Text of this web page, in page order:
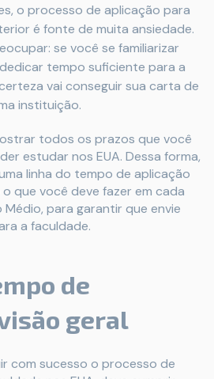
o processo de aplicação para
é fonte de muita ansiedade.
se você se familiarizar
tempo suficiente para a
vai conseguir sua carta de
instituição.
todos os prazos que você
estudar nos EUA. Dessa forma,
linha do tempo de aplicação
que você deve fazer em cada
para garantir que envie
a faculdade.
de
geral
com sucesso o processo de